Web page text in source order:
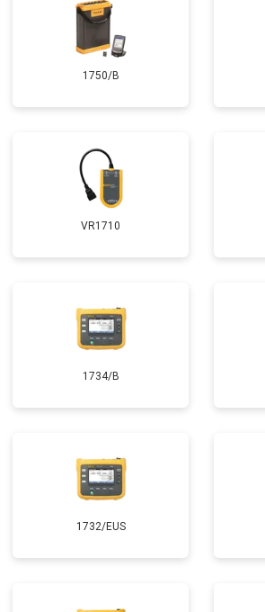
1750/B
VR1710
1734/B
1732/EUS